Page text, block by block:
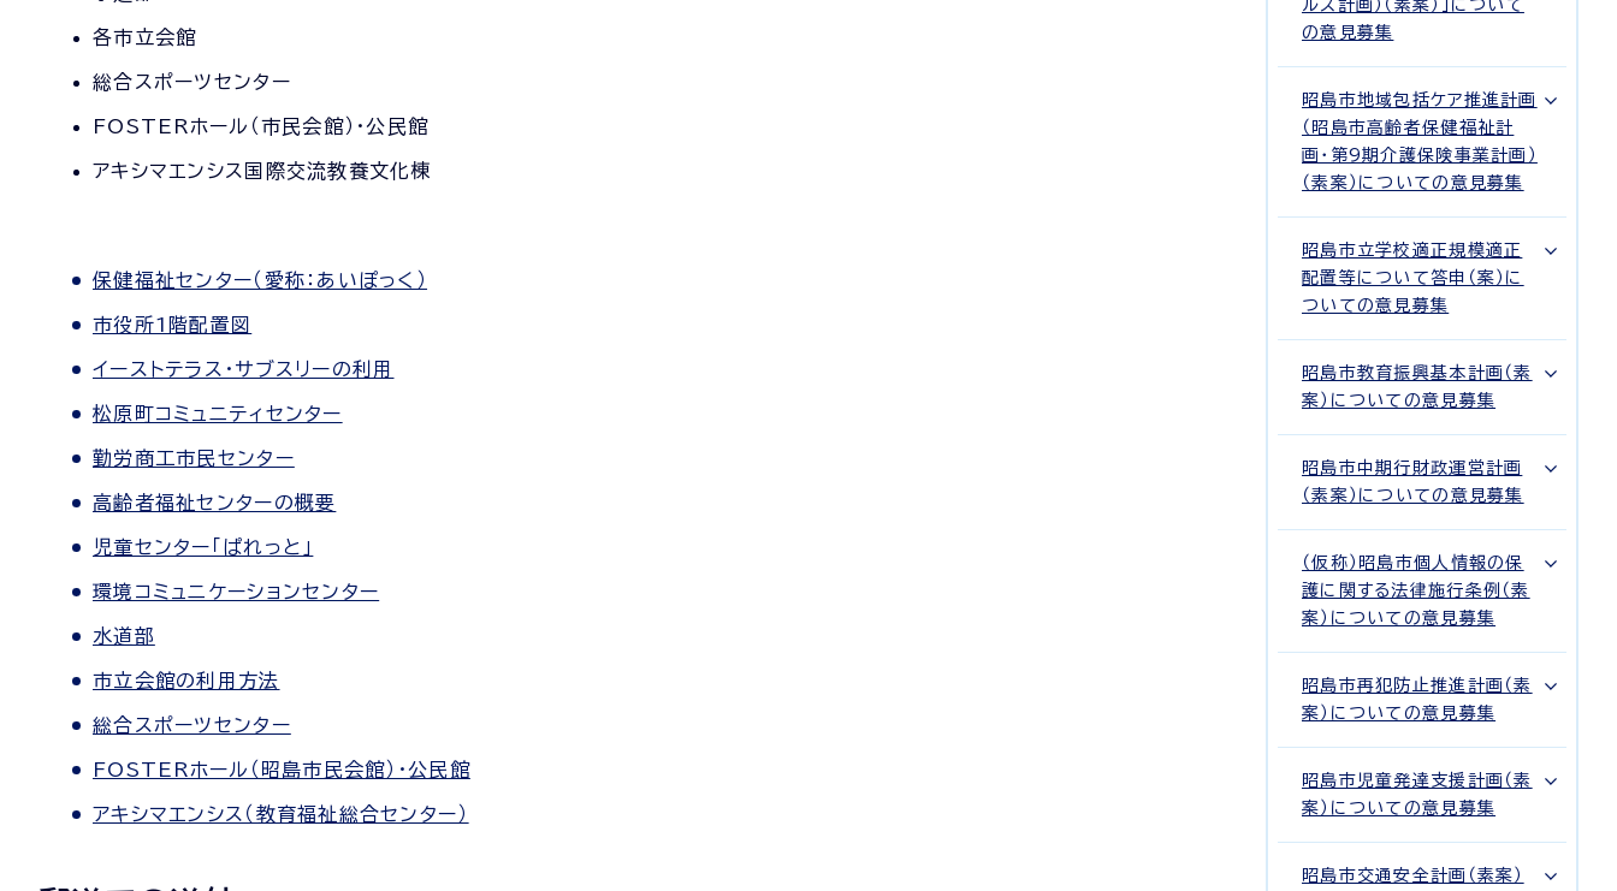
各市立会館
総合スポーツセンター
FOSTERホール（市民会館）・公民館
アキシマエンシス国際交流教養文化棟
保健福祉センター（愛称：あいぽっく）
市役所1階配置図
イーストテラス・サブスリーの利用
松原町コミュニティセンター
勤労商工市民センター
高齢者福祉センターの概要
児童センター「ぱれっと」
環境コミュニケーションセンター
水道部
市立会館の利用方法
総合スポーツセンター
FOSTERホール（昭島市民会館）・公民館
アキシマエンシス（教育福祉総合センター）
ルス計画）（素案）」について
の意見募集
昭島市地域包括ケア推進計画
（昭島市高齢者保健福祉計
画・第9期介護保険事業計画）
（素案）についての意見募集
昭島市立学校適正規模適正
配置等について答申（案）に
ついての意見募集
昭島市教育振興基本計画（素
案）についての意見募集
昭島市中期行財政運営計画
（素案）についての意見募集
（仮称）昭島市個人情報の保
護に関する法律施行条例（素
案）についての意見募集
昭島市再犯防止推進計画（素
案）についての意見募集
昭島市児童発達支援計画（素
案）についての意見募集
昭島市交通安全計画（素案）